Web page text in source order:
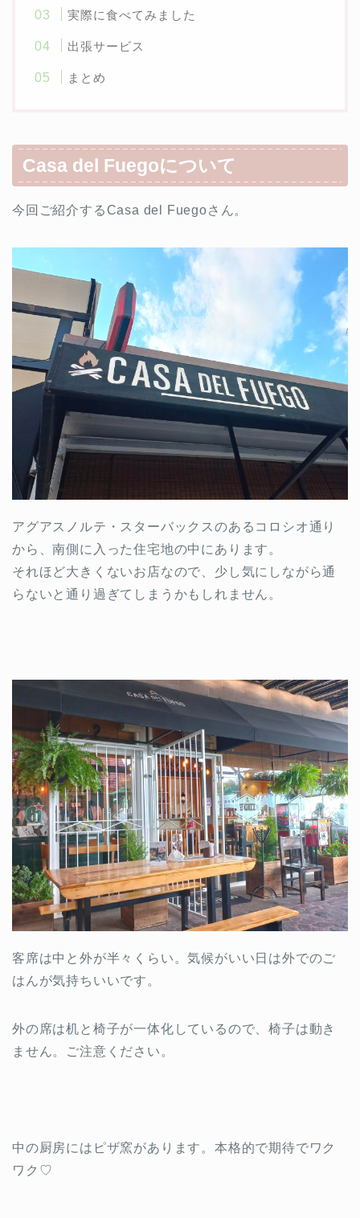
実際に食べてみました
出張サービス
まとめ
Casa del Fuegoについて
今回ご紹介するCasa del Fuegoさん。
アグアスノルテ・スターバックスのあるコロシオ通り
から、南側に入った住宅地の中にあります。
それほど大きくないお店なので、少し気にしながら通
らないと通り過ぎてしまうかもしれません。
客席は中と外が半々くらい。気候がいい日は外でのご
はんが気持ちいいです。
外の席は机と椅子が一体化しているので、椅子は動き
ません。ご注意ください。
中の厨房にはピザ窯があります。本格的で期待でワク
ワク♡